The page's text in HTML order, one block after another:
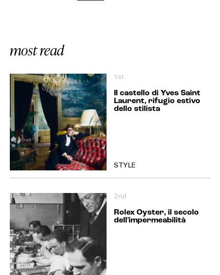
most read
1st
Il castello di Yves Saint
Laurent, rifugio estivo
dello stilista
STYLE
2nd
Rolex Oyster, il secolo
dell'impermeabilità